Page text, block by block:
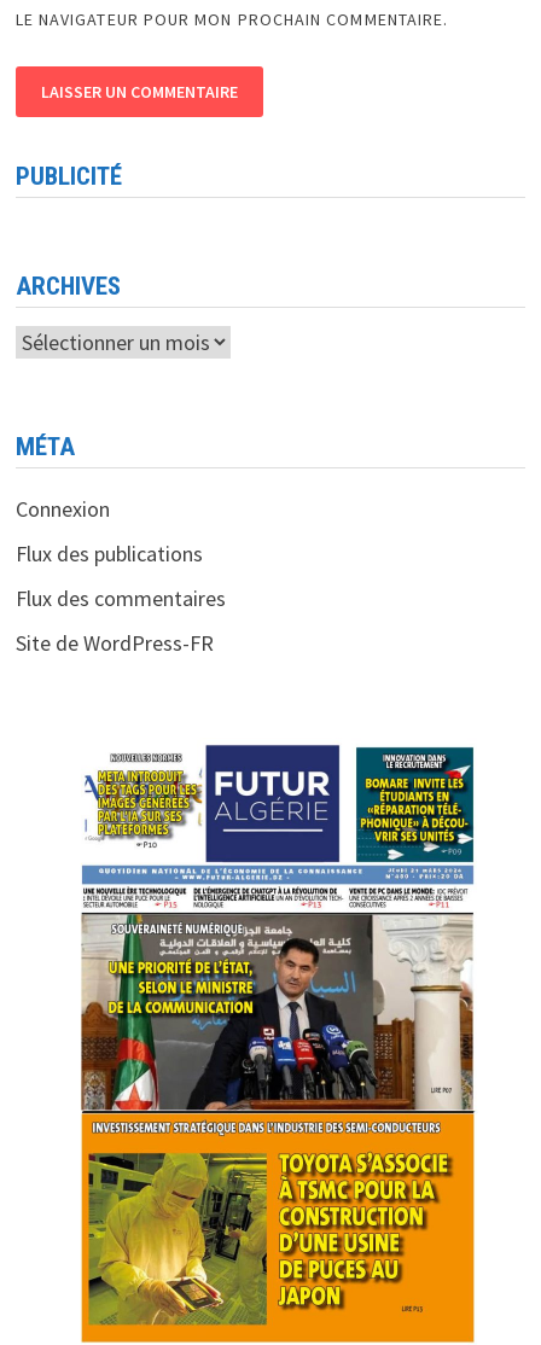
LE NAVIGATEUR POUR MON PROCHAIN COMMENTAIRE.
PUBLICITÉ
ARCHIVES
Archives
MÉTA
Connexion
Flux des publications
Flux des commentaires
Site de WordPress-FR